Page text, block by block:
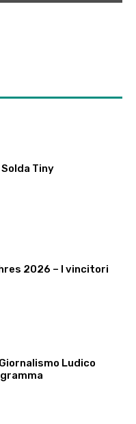
Tiny
2026 – I vincitori
Ludico